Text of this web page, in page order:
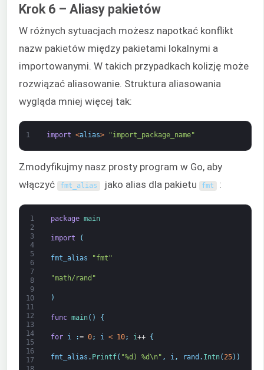
Krok 6 – Aliasy pakietów
W różnych sytuacjach możesz napotkać konflikt
nazw pakietów między pakietami lokalnymi a
importowanymi. W takich przypadkach kolizję może
rozwiązać aliasowanie. Struktura aliasowania
wygląda mniej więcej tak:
1 import <alias> "import_package_name"
Zmodyfikujmy nasz prosty program w Go, aby
włączyć
fmt_alias jako alias dla pakietu fmt :
1
2
3
4
5
6
7
8
9
10
11
12
13
14
15
16
17
package main
import (
fmt_alias "fmt"
"math/rand"
)
func main( ) {
for i := 0; i < 10; i++ {
fmt_alias . Printf( "%d) %d\n" , i, rand . Intn(25) )